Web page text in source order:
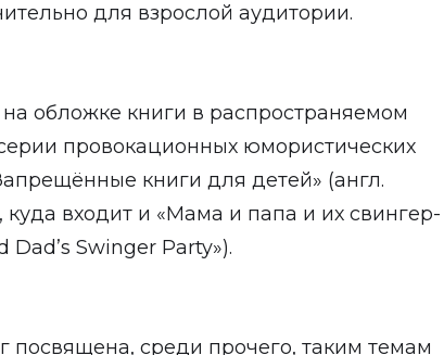
для взрослой аудитории.
обложке книги в распространяемом
провокационных юмористических
книги для детей» (англ.
куда входит и «Мама и папа и их свингер-
Dad’s Swinger Party»).
посвящена, среди прочего, таким темам